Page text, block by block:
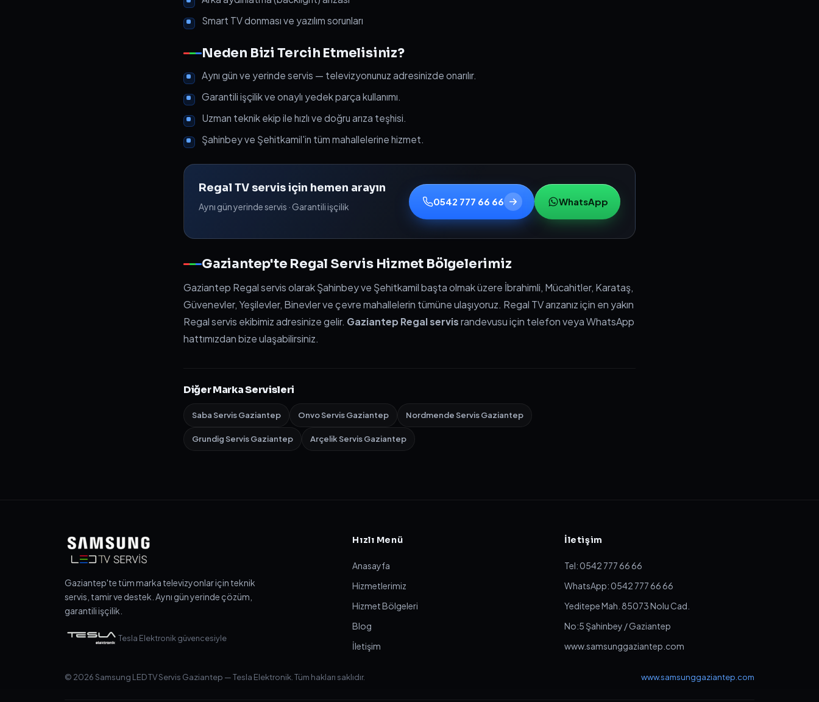
Smart TV donması ve yazılım sorunları
Neden Bizi Tercih Etmelisiniz?
Aynı gün ve yerinde servis — televizyonunuz adresinizde onarılır.
Garantili işçilik ve onaylı yedek parça kullanımı.
Uzman teknik ekip ile hızlı ve doğru arıza teşhisi.
Şahinbey ve Şehitkamil'in tüm mahallelerine hizmet.
Regal TV servis için hemen arayın
Aynı gün yerinde servis · Garantili işçilik 0542 777 66 66 WhatsApp
Gaziantep'te Regal Servis Hizmet Bölgelerimiz
Gaziantep Regal servis olarak Şahinbey ve Şehitkamil başta olmak üzere İbrahimli, Mücahitler, Karataş,
Güvenevler, Yeşilevler, Binevler ve çevre mahallelerin tümüne ulaşıyoruz. Regal TV arızanız için en yakın
Regal servis ekibimiz adresinize gelir. Gaziantep Regal servisrandevusu için telefon veya WhatsApp
hattımızdan bize ulaşabilirsiniz.
Diğer Marka Servisleri
Saba Servis Gaziantep Onvo Servis Gaziantep Nordmende Servis Gaziantep
Grundig Servis Gaziantep Arçelik Servis Gaziantep
Gaziantep'te tüm marka televizyonlar için teknik
servis, tamir ve destek. Aynı gün yerinde çözüm,
garantili işçilik.
Tesla Elektronik güvencesiyle
Hızlı Menü
Anasayfa
Hizmetlerimiz
Hizmet Bölgeleri
Blog
İletişim
İletişim
Tel: 0542 777 66 66
WhatsApp: 0542 777 66 66
Yeditepe Mah. 85073 Nolu Cad.
No:5 Şahinbey / Gaziantep
www.samsunggaziantep.com
© 2026 Samsung LED TV Servis Gaziantep — Tesla Elektronik. Tüm hakları saklıdır. www.samsunggaziantep.com